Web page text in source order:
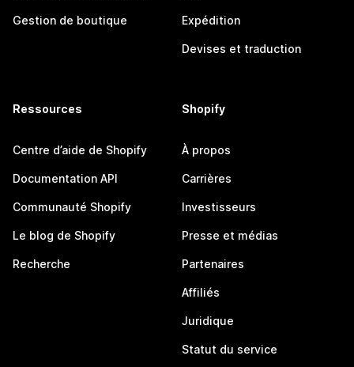
Gestion de boutique Expédition
Devises et traduction
Ressources
Centre d’aide de Shopify
Documentation API
Communauté Shopify
Le blog de Shopify
Recherche
Shopify
À propos
Carrières
Investisseurs
Presse et médias
Partenaires
Affiliés
Juridique
Statut du service